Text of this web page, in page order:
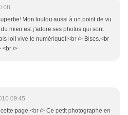
Mon loulou aussi à un point de vu
mien est j'adore ses photos qui sont
lol! vive le numérique!!<br /> Bises.<br
<br />
09:45
page.<br /> Ce petit photographe en